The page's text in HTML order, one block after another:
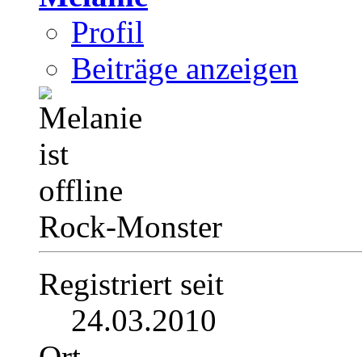
Profil
Beiträge anzeigen
Rock-Monster
Registriert seit
24.03.2010